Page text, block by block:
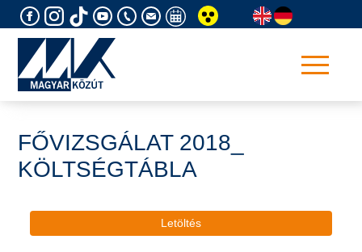
to
FŐVIZSGÁLAT 2018_
KÖLTSÉGTÁBLA
Letöltés